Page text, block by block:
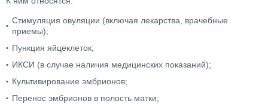
Стимуляция овуляции (включая лекарства, врачебные
приемы);
Пункция яйцеклеток;
ИКСИ (в случае наличия медицинских показаний);
Культивирование эмбрионов;
Перенос эмбрионов в полость матки;